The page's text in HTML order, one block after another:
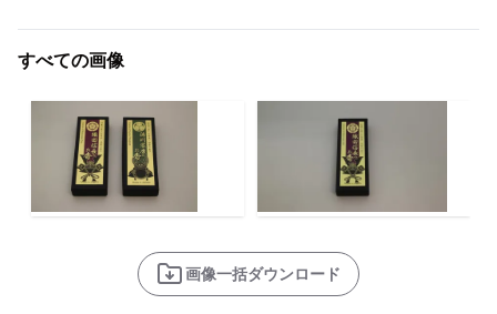
すべての画像
画像一括ダウンロード